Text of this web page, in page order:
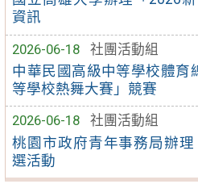
資訊
2026-06-18
社團活動組
中華民國高級中等學校體育
等學校熱舞大賽」競賽
2026-06-18
社團活動組
桃園市政府青年事務局辦
選活動